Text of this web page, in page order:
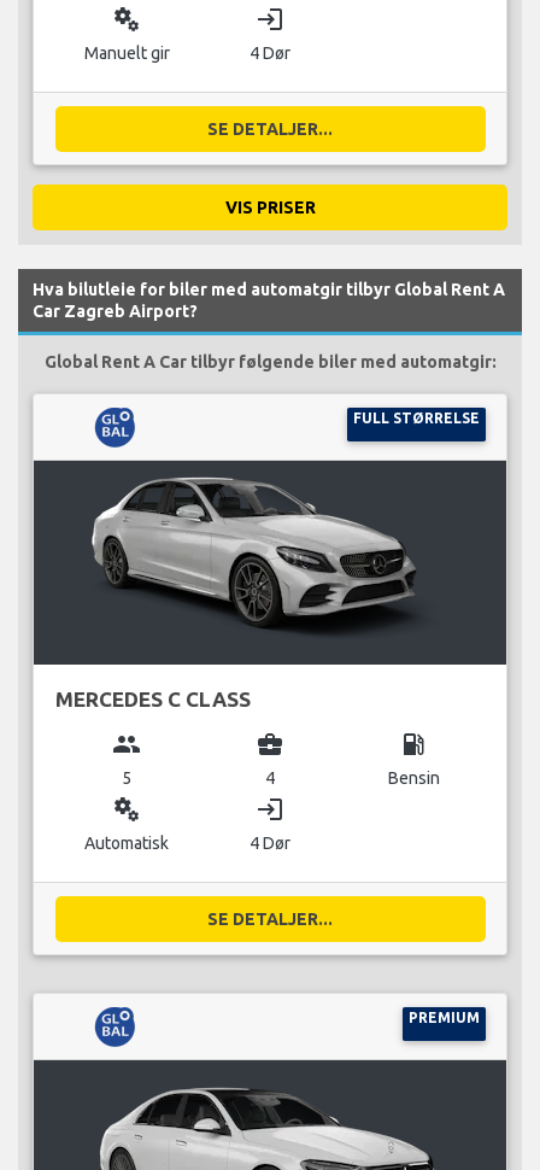
miscellaneous_services
Manuelt gir
login
4 Dør
SE DETALJER...
VIS PRISER
Hva bilutleie for biler med automatgir tilbyr Global Rent A
Car Zagreb Airport?
Global Rent A Car tilbyr følgende biler med automatgir:
FULL STØRRELSE
MERCEDES C CLASS
group
5
business_center
4
local_gas_station
Bensin
miscellaneous_services
Automatisk
login
4 Dør
SE DETALJER...
PREMIUM